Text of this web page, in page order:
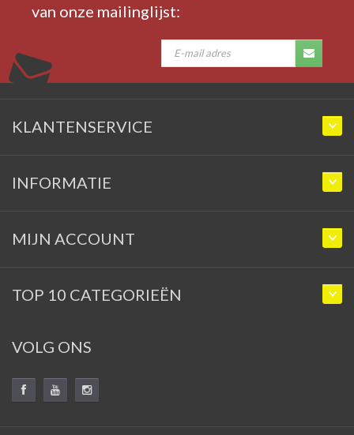
van onze mailinglijst:
KLANTENSERVICE
INFORMATIE
MIJN ACCOUNT
TOP 10 CATEGORIEËN
VOLG ONS